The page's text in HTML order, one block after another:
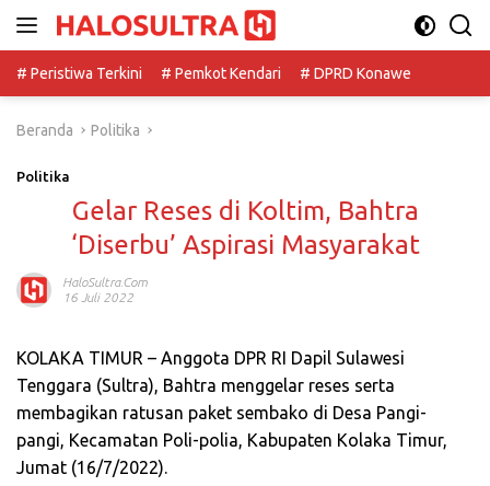
# Peristiwa Terkini
# Pemkot Kendari # DPRD Konawe
Beranda Politika
Politika
Gelar Reses di Koltim, Bahtra
‘Diserbu’ Aspirasi Masyarakat
HaloSultra.com
16 Juli 2022
KOLAKA TIMUR – Anggota DPR RI Dapil Sulawesi
Tenggara (Sultra), Bahtra menggelar reses serta
membagikan ratusan paket sembako di Desa Pangi-
pangi, Kecamatan Poli-polia, Kabupaten Kolaka Timur,
Jumat (16/7/2022).